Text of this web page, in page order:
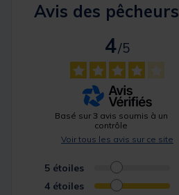
Avis des pêcheurs
4
/5
Basé sur 3 avis soumis à un
contrôle
Voir tous les avis sur ce site
5 étoiles
4 étoiles